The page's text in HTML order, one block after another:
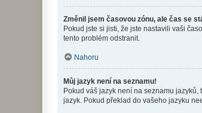
Změnil jsem časovou zónu, ale čas se
Pokud jste si jisti, že jste nastavili vaši
tento problém odstranit.
Nahoru
Můj jazyk není na seznamu!
Pokud váš jazyk není na seznamu
jazyk. Pokud překlad do vašeho jazyku